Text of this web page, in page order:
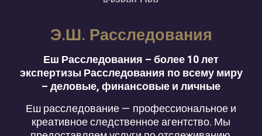
Э.Ш. Расследования
Еш Расследования – более 10 лет
экспертизы Расследования по всему миру
– деловые, финансовые и личные
Еш расследование — профессиональное и
креативное следственное агентство. Мы